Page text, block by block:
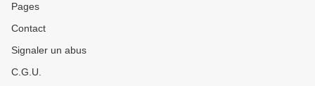
Pages
Contact
Signaler un abus
C.G.U.